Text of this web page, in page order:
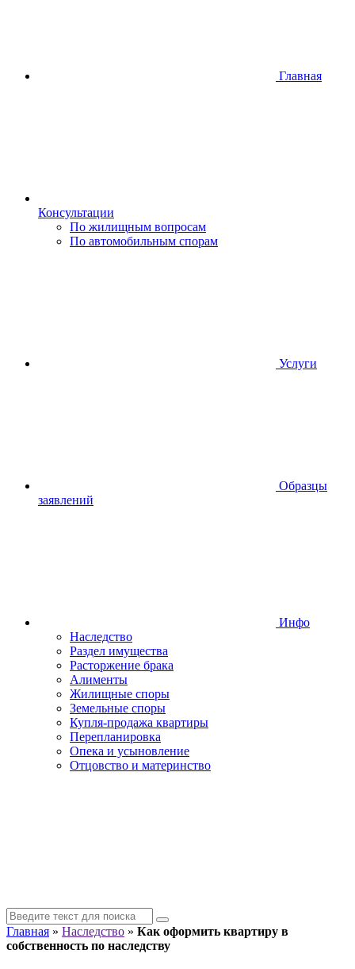
Главная
Консультации
По жилищным вопросам
По автомобильным спорам
Услуги
Образцы
заявлений
Инфо
Наследство
Раздел имущества
Расторжение брака
Алименты
Жилищные споры
Земельные споры
Купля-продажа квартиры
Перепланировка
Опека и усыновление
Отцовство и материнство
Главная » Наследство » Как оформить квартиру в
собственность по наследству